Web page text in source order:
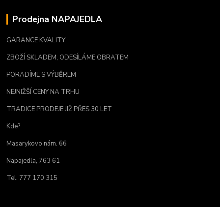
Prodejna NAPAJEDLA
GARANCE KVALITY
ZBOŽÍ SKLADEM, ODESÍLÁME OBRATEM
PORADÍME S VÝBĚREM
NEJNIŽŠÍ CENY NA TRHU
TRADICE PRODEJE JIŽ PŘES 30 LET
Kde?
Masarykovo nám. 66
Napajedla, 763 61
Tel. 777 170 315